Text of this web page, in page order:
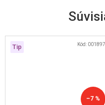
Tip
–7 %
Kód: 001897